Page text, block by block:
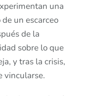
una
un escarceo
de la
sobre lo que
y tras la crisis,
vincularse.